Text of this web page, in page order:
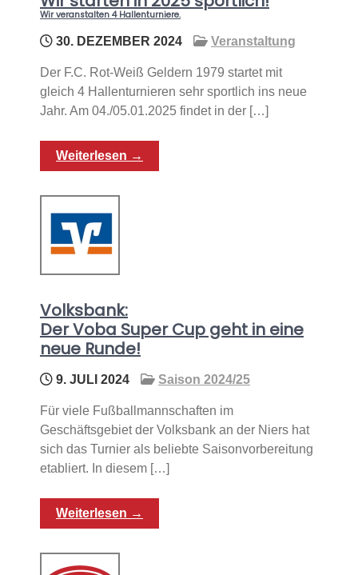
Wir veranstalten 4 Hallenturniere.
30. DEZEMBER 2024 Veranstaltung
Der F.C. Rot-Weiß Geldern 1979 startet mit
gleich 4 Hallenturnieren sehr sportlich ins neue
Jahr. Am 04./05.01.2025 findet in der […]
Weiterlesen →
Volksbank:
Der Voba Super Cup geht in eine
neue Runde!
9. JULI 2024 Saison 2024/25
Für viele Fußballmannschaften im
Geschäftsgebiet der Volksbank an der Niers hat
sich das Turnier als beliebte Saisonvorbereitung
etabliert. In diesem […]
Weiterlesen →